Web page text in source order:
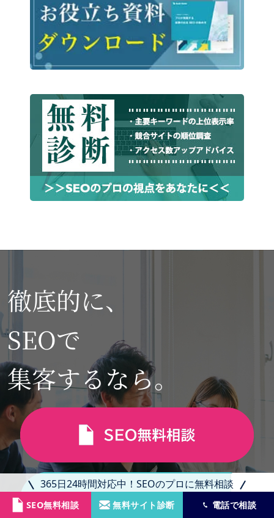
365日24時間対応中！SEOのプロに無料相談
SEO無料相談 無料サイト診断 電話で相談
徹底的に、
SEOで
集客するなら。